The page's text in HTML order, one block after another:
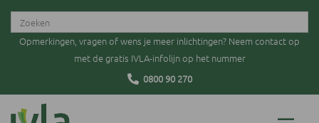
Opmerkingen, vragen of wens je meer inlichtingen? Neem contact op
met de gratis IVLA-infolijn op het nummer
0800 90 270